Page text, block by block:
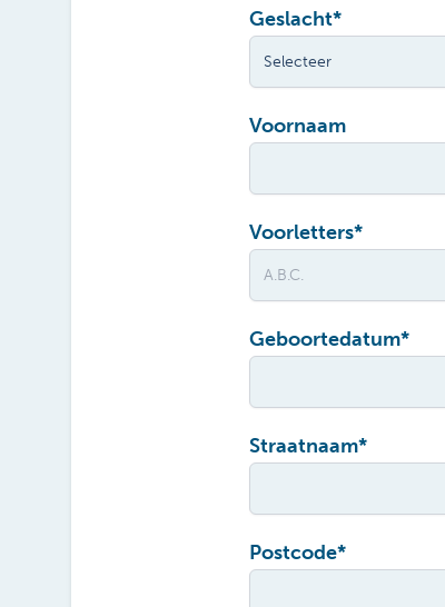
Geslacht*
Voornaam
Voorletters*
Geboortedatum*
Straatnaam*
Postcode*